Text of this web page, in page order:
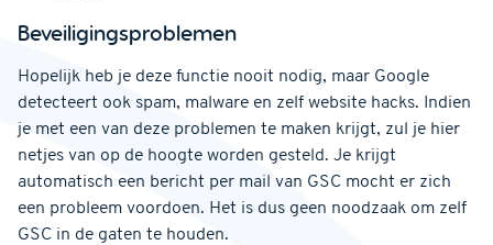
Beveiligingsproblemen
Hopelijk heb je deze functie nooit nodig, maar Google
detecteert ook spam, malware en zelf website hacks. Indien
je met een van deze problemen te maken krijgt, zul je hier
netjes van op de hoogte worden gesteld. Je krijgt
automatisch een bericht per mail van GSC mocht er zich
een probleem voordoen. Het is dus geen noodzaak om zelf
GSC in de gaten te houden.